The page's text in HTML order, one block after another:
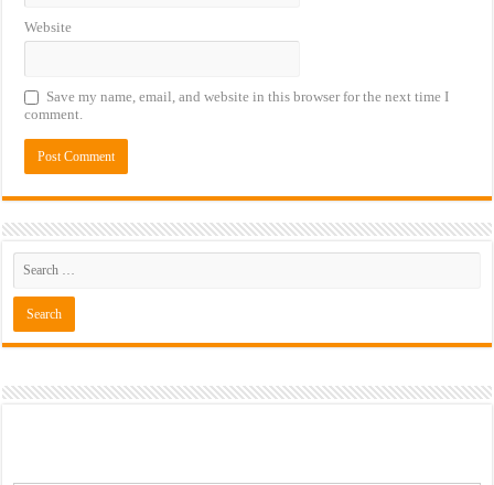
Website
Save my name, email, and website in this browser for the next time I
comment.